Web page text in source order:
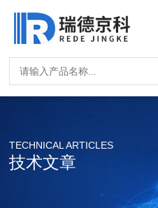
TECHNICAL ARTICLES
技术文章